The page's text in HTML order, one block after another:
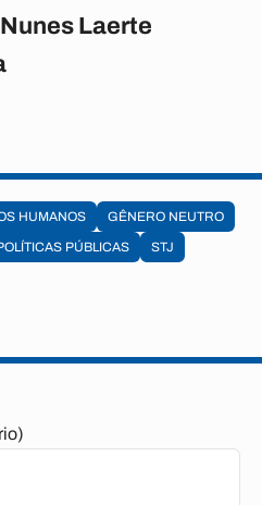
Laerte
HUMANOS
GÊNERO NEUTRO
PÚBLICAS STJ